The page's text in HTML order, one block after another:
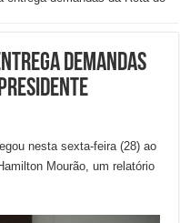
demandas
nesta sexta-feira (28) ao
Mourão, um relatório